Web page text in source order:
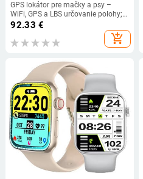
GPS lokátor pre mačky a psy –
WiFi, GPS a LBS určovanie polohy;
presnosť GPS 5 m, IPX7
vodeodolný, 15 dní pohotovostný
režim
92.33 €
add_shopping_cart